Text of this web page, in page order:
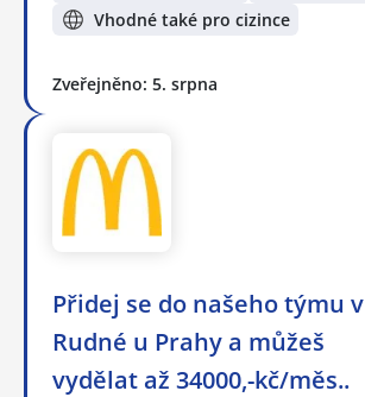
Vhodné také pro cizince
Zveřejněno: 5. srpna
Přidej se do našeho týmu v
Rudné u Prahy a můžeš
vydělat až 34000,-kč/měs..